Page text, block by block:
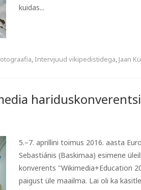
kuidas...
, Intervjuud vikipedistidega, Jaan
5.–7. aprillini toimus 2016. aasta
Sebastiánis (Baskimaa) esimene
konverents "Wikimedia+Education
paigust üle maailma. Lai oli ka